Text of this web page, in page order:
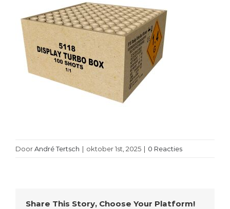
DoorAndré Tertsch | oktober 1st, 2025 | 0 Reacties
Share This Story, Choose Your Platform!